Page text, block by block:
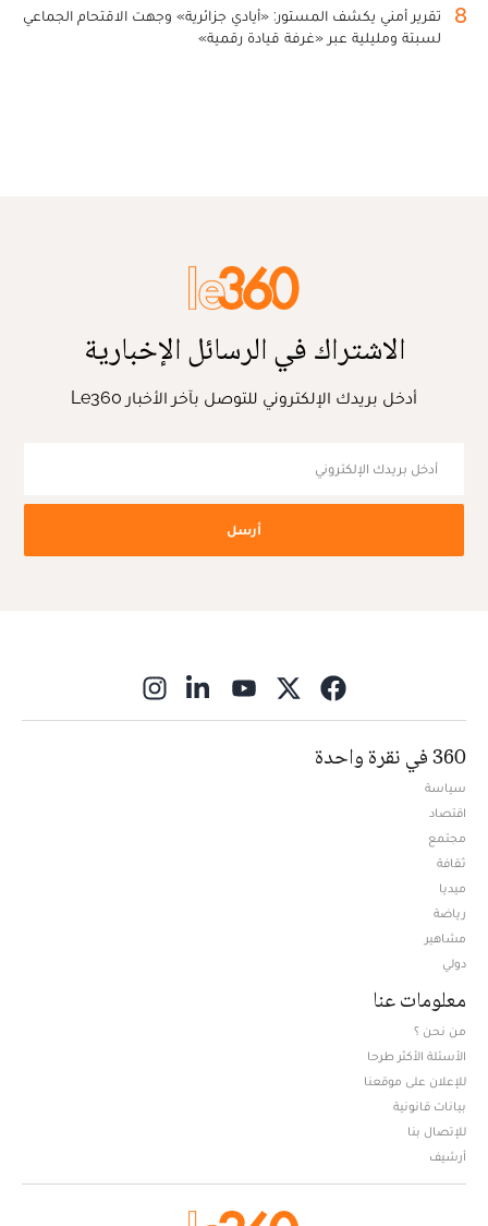
8
تقرير أمني يكشف المستور: «أيادي جزائرية» وجهت الاقتحام الجماعي
لسبتة ومليلية عبر «غرفة قيادة رقمية»
الاشتراك في الرسائل الإخبارية
أدخل بريدك الإلكتروني للتوصل بآخر الأخبار Le360
أرسل
360 في نقرة واحدة
سياسة
اقتصاد
مجتمع
ثقافة
ميديا
رياضة
مشاهير
دولي
معلومات عنا
من نحن ؟
الأسئلة الأكثر طرحا
للإعلان على موقعنا
بيانات قانونية
للإتصال بنا
أرشيف